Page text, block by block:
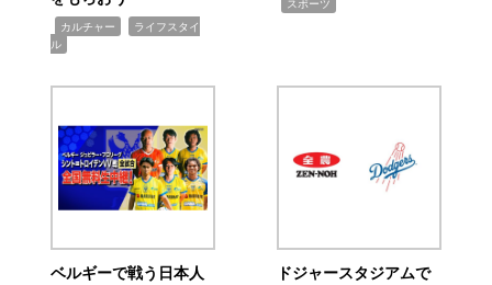
カルチャー
ライフスタイ
ル
スポーツ
ベルギーで戦う日本人
ドジャースタジアムで